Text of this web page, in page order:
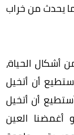
يحدث من خراب
الحياة،
أن أتخيل
أن أتخيل
أغمضنا العين